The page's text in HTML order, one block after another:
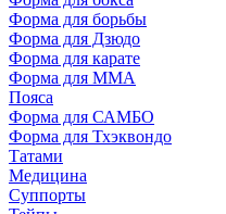
Форма для борьбы
Форма для Дзюдо
Форма для карате
Форма для MMA
Пояса
Форма для САМБО
Форма для Тхэквондо
Татами
Медицина
Суппорты